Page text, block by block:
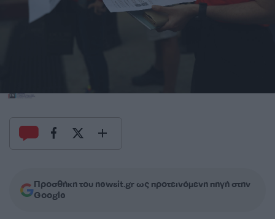
Προσθήκη του newsit.gr ως προτεινόμενη πηγή στην
Google